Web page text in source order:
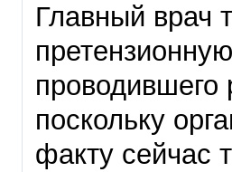
Главный врач
проводившего
поскольку
факту сейчас